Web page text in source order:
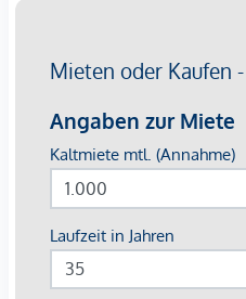
Universität <1.600m
Nahversorgung
Supermarkt <150m
Bäckerei <325m
Einkaufszentrum <325m
Sonstige